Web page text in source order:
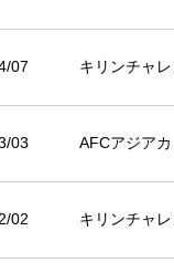
07 キリンチャ
03 AFCアジア
02 キリンチャ